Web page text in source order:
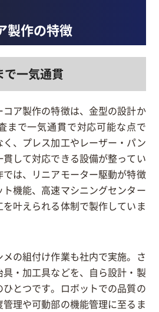
製作の特徴
で一気通貫
ア製作の特徴は、金型の設計か
まで一気通貫で対応可能な点で
、プレス加工やレーザー・パン
して対応できる設備が整ってい
は、リニアモーター駆動が特徴
機能、高速マシニングセンター
叶えられる体制で製作していま
の組付け作業も社内で実施。さ
・加工具などを、自ら設計・製
とつです。ロボットでの品質の
理や可動部の機能管理に至るま